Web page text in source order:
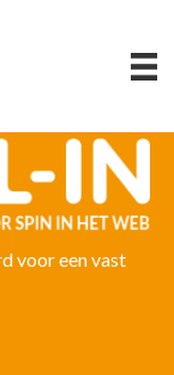
voor een vast